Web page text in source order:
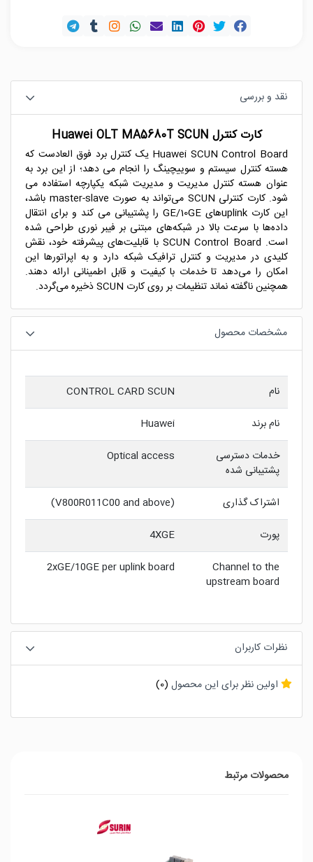
نقد و بررسی
کارت کنترل Huawei OLT MA5680T SCUN
Huawei SCUN Control Board یک کنترل برد فوق العادست که
هسته کنترل سیستم و سوییچینگ را انجام می دهد؛ از این برد به
عنوان هسته کنترل مدیریت و مدیریت شبکه یکپارچه استفاده می
شود. کارت کنترلی SCUN می‌تواند به صورت master-slave باشد،
این کارت uplinkهای GE/10GE را پشتیبانی می کند و برای انتقال
داده‌ها با سرعت بالا در شبکه‌های مبتنی بر فیبر نوری طراحی شده
است. SCUN Control Board با قابلیت‌های پیشرفته خود، نقش
کلیدی در مدیریت و کنترل ترافیک شبکه دارد و به اپراتورها این
امکان را می‌دهد تا خدمات با کیفیت و قابل اطمینانی ارائه دهند.
همچنین ناگفته نماند تنظیمات بر روی کارت SCUN ذخیره می‌گردد.
مشخصات محصول
نام
CONTROL CARD SCUN
نام برند
Huawei
خدمات دسترسی
پشتیبانی شده
Optical access
اشتراک گذاری
(V800R011C00 and above)
پورت
4XGE
Channel to the
upstream board
2xGE/10GE per uplink board
نظرات کاربران
اولین نظر برای این محصول (0)
محصولات مرتبط